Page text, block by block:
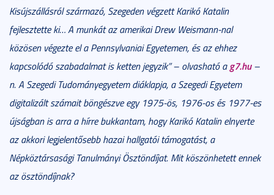
Kisújszállásról származó, Szegeden végzett Karikó Katalin
fejlesztette ki… A munkát az amerikai Drew Weismann-nal
közösen végezte el a Pennsylvaniai Egyetemen, és az ehhez
kapcsolódó szabadalmat is ketten jegyzik” – olvasható a g7.hu –
n. A Szegedi Tudományegyetem diáklapja, a Szegedi Egyetem
digitalizált számait böngészve egy 1975-ös, 1976-os és 1977-es
újságban is arra a hírre bukkantam, hogy Karikó Katalin elnyerte
az akkori legjelentősebb hazai hallgatói támogatást, a
Népköztársasági Tanulmányi Ösztöndíjat. Mit köszönhetett ennek
az ösztöndíjnak?